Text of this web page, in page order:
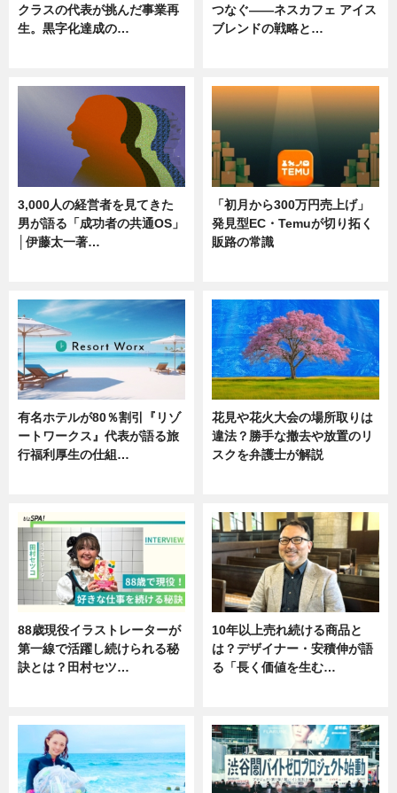
クラスの代表が挑んだ事業再
生。黒字化達成の…
つなぐ――ネスカフェ アイス
ブレンドの戦略と…
3,000人の経営者を見てきた
男が語る「成功者の共通OS」
│伊藤太一著…
「初月から300万円売上げ」
発見型EC・Temuが切り拓く
販路の常識
有名ホテルが80％割引『リゾ
ートワークス』代表が語る旅
行福利厚生の仕組…
花見や花火大会の場所取りは
違法？勝手な撤去や放置のリ
スクを弁護士が解説
88歳現役イラストレーターが
第一線で活躍し続けられる秘
訣とは？田村セツ…
10年以上売れ続ける商品と
は？デザイナー・安積伸が語
る「長く価値を生む…